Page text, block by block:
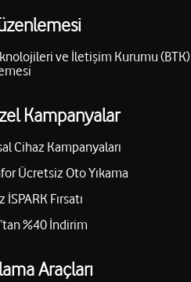
ve İletişim Kurumu (BTK)
Kampanyalar
Cihaz Kampanyaları
Ücretsiz Oto Yıkama
Fırsatı
%40 İndirim
Araçları